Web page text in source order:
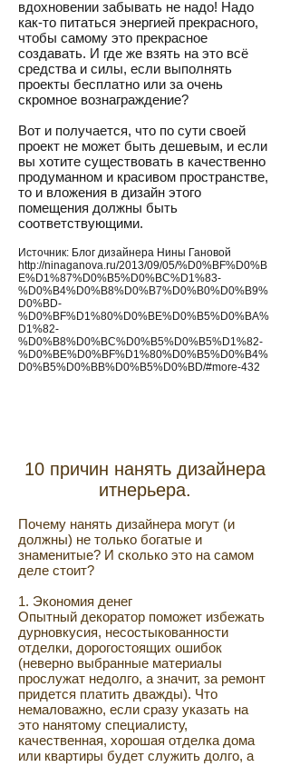
вдохновении забывать не надо! Надо
как-то питаться энергией прекрасного,
чтобы самому это прекрасное
создавать. И где же взять на это всё
средства и силы, если выполнять
проекты бесплатно или за очень
скромное вознаграждение?
Вот и получается, что по сути своей
проект не может быть дешевым, и если
вы хотите существовать в качественно
продуманном и красивом пространстве,
то и вложения в дизайн этого
помещения должны быть
соответствующими.
Источник: Блог дизайнера Нины Гановой
http://ninaganova.ru/2013/09/05/%D0%BF%D0%B
E%D1%87%D0%B5%D0%BC%D1%83-
%D0%B4%D0%B8%D0%B7%D0%B0%D0%B9%
D0%BD-
%D0%BF%D1%80%D0%BE%D0%B5%D0%BA%
D1%82-
%D0%B8%D0%BC%D0%B5%D0%B5%D1%82-
%D0%BE%D0%BF%D1%80%D0%B5%D0%B4%
D0%B5%D0%BB%D0%B5%D0%BD/#more-432
10 причин нанять дизайнера
итнерьера.
Почему нанять дизайнера могут (и
должны) не только богатые и
знаменитые? И сколько это на самом
деле стоит?
1. Экономия денег
Опытный декоратор поможет избежать
дурновкусия, несостыкованности
отделки, дорогостоящих ошибок
(неверно выбранные материалы
прослужат недолго, а значит, за ремонт
придется платить дважды). Что
немаловажно, если сразу указать на
это нанятому специалисту,
качественная, хорошая отделка дома
или квартиры будет служить долго, а